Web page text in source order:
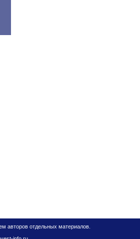
авторов отдельных материалов.